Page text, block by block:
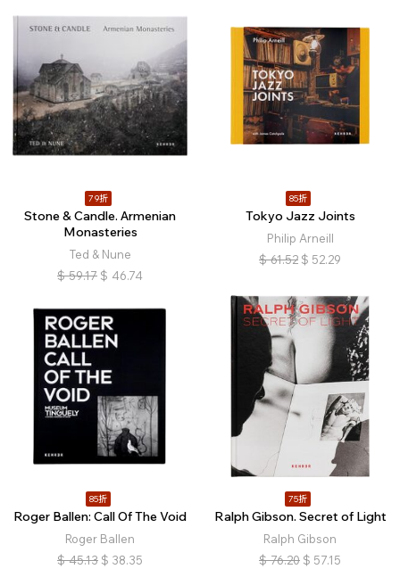
79折
Stone & Candle. Armenian
Monasteries
Ted & Nune
$ 59.17 $ 46.74
85折
Tokyo Jazz Joints
Philip Arneill
$ 61.52 $ 52.29
85折
Roger Ballen: Call Of The Void
Roger Ballen
$ 45.13 $ 38.35
75折
Ralph Gibson. Secret of Light
Ralph Gibson
$ 76.20 $ 57.15